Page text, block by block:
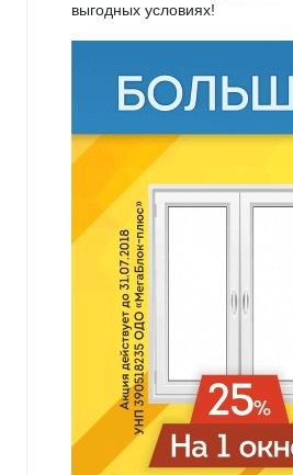
выгодных условиях!